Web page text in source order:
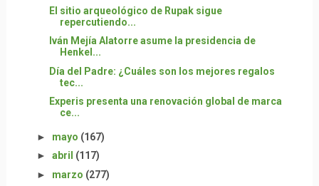
El sitio arqueológico de Rupak sigue
repercutiendo...
Iván Mejía Alatorre asume la presidencia de
Henkel...
Día del Padre: ¿Cuáles son los mejores regalos
tec...
Experis presenta una renovación global de marca
ce...
► mayo (167)
► abril (117)
► marzo (277)